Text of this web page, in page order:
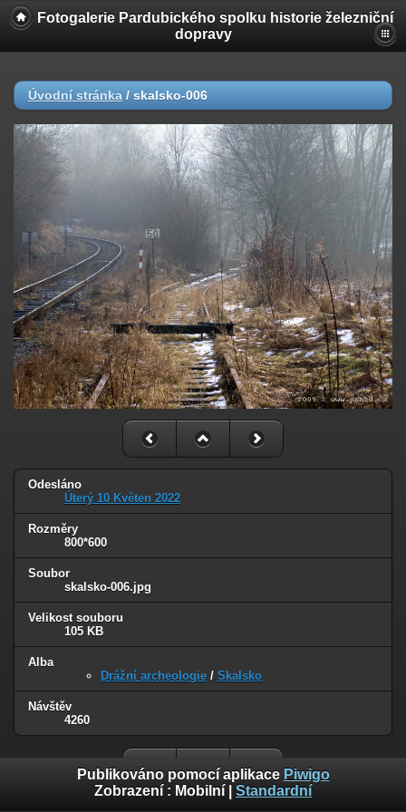
Fotogalerie Pardubického spolku historie železniční
dopravy
Úvodní stránka / skalsko-006
Odesláno
Úterý 10 Květen 2022
Rozměry
800*600
Soubor
skalsko-006.jpg
Velikost souboru
105 KB
Alba
Drážní archeologie / Skalsko
Návštěv
4260
Publikováno pomocí aplikace Piwigo
Zobrazení : Mobilní Standardní